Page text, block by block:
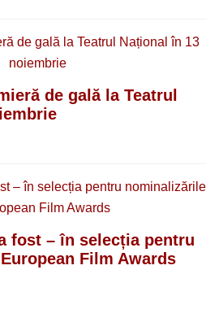
de gală la Teatrul
fost – în selecția pentru
Film Awards